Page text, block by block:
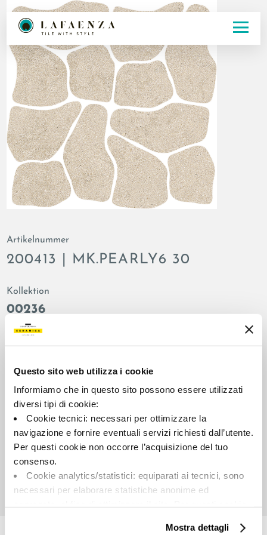
Questo sito web utilizza i cookie
Informiamo che in questo sito possono essere utilizzati
diversi tipi di cookie:
Cookie tecnici: necessari per ottimizzare la
navigazione e fornire eventuali servizi richiesti dall’utente.
Per questi cookie non occorre l’acquisizione del tuo
consenso.
Cookie analytics/statistici: equiparati ai tecnici, sono
necessari per elaborare statistiche anonime ed
Cookie di profilazione/marketing: sono utilizzati, solo
Mostra dettagli
Artikelnummer
200413 | MK.PEARLY6 30
Kollektion
00236
Farbe:
Beige
Schlicht
Format:
30.0x30.0
natur
matt
Schattierung:
Maßeinheit:
MQ